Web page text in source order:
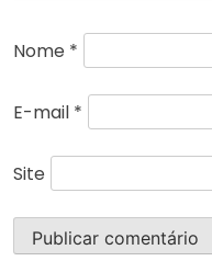
Nome *
E-mail *
Site